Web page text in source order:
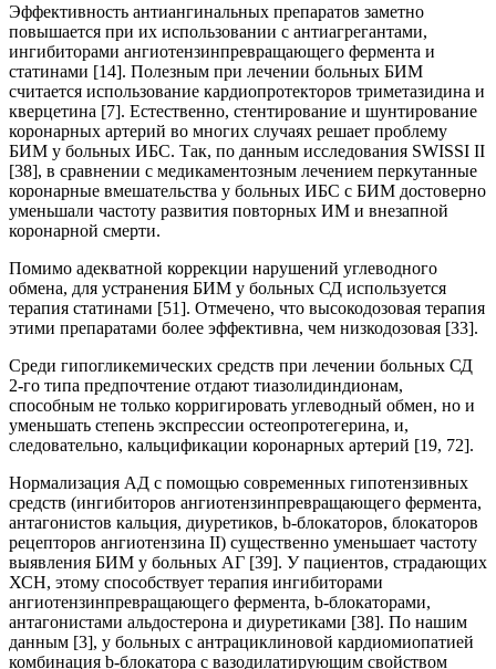
Эффективность антиангинальных препаратов заметно
повышается при их использовании с антиагрегантами,
ингибиторами ангиотензинпревращающего фермента и
статинами [14]. Полезным при лечении больных БИМ
считается использование кардиопротекторов триметазидина и
кверцетина [7]. Естественно, стентирование и шунтирование
коронарных артерий во многих случаях решает проблему
БИМ у больных ИБС. Так, по данным исследования SWISSI II
[38], в сравнении с медикаментозным лечением перкутанные
коронарные вмешательства у больных ИБС с БИМ достоверно
уменьшали частоту развития повторных ИМ и внезапной
коронарной смерти.
Помимо адекватной коррекции нарушений углеводного
обмена, для устранения БИМ у больных СД используется
терапия статинами [51]. Отмечено, что высокодозовая терапия
этими препаратами более эффективна, чем низкодозовая [33].
Среди гипогликемических средств при лечении больных СД
2-го типа предпочтение отдают тиазолидиндионам,
способным не только корригировать углеводный обмен, но и
уменьшать степень экспрессии остеопротегерина, и,
следовательно, кальцификации коронарных артерий [19, 72].
Нормализация АД с помощью современных гипотензивных
средств (ингибиторов ангиотензинпревращающего фермента,
антагонистов кальция, диуретиков, b-блокаторов, блокаторов
рецепторов ангиотензина ІІ) существенно уменьшает частоту
выявления БИМ у больных АГ [39]. У пациентов, страдающих
ХСН, этому способствует терапия ингибиторами
ангиотензинпревращающего фермента, b-блокаторами,
антагонистами альдостерона и диуретиками [38]. По нашим
данным [3], у больных с антрациклиновой кардиомиопатией
комбинация b-блокатора с вазодилатирующим свойством